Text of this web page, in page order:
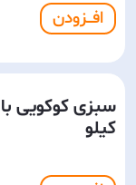
افـــزودن
سبزی کوکویی
کیلو